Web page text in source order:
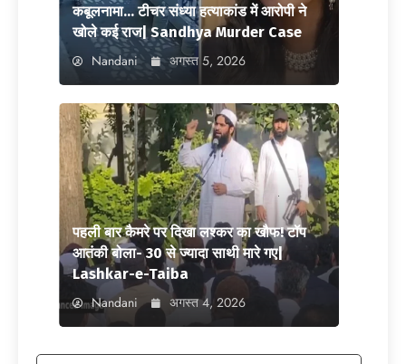
कबूलनामा… टीचर संध्या हत्याकांड में आरोपी ने
खोले कई राज| Sandhya Murder Case
Nandani अगस्त 5, 2026
पहली बार कैमरे पर दिखा लश्कर का खौफ! टॉप
आतंकी बोला- 30 से ज्यादा साथी मारे गए|
Lashkar-e-Taiba
Nandani अगस्त 4, 2026